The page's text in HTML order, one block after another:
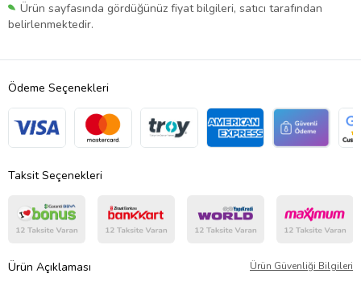
Ürün sayfasında gördüğünüz fiyat bilgileri, satıcı tarafından
belirlenmektedir.
Ödeme Seçenekleri
Taksit Seçenekleri
Ürün Açıklaması Ürün Güvenliği Bilgileri